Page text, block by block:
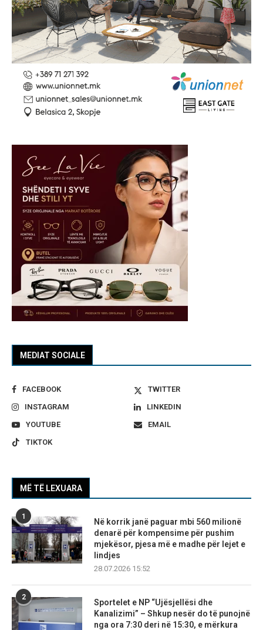
MEDIAT SOCIALE
FACEBOOK
TWITTER
INSTAGRAM
LINKEDIN
YOUTUBE
EMAIL
TIKTOK
MË TË LEXUARA
1
Në korrik janë paguar mbi 560 milionë
denarë për kompensime për pushim
mjekësor, pjesa më e madhe për lejet e
lindjes
28.07.2026 15:52
2
Sportelet e NP “Ujësjellësi dhe
Kanalizimi” – Shkup nesër do të punojnë
nga ora 7:30 deri në 15:30, e mërkura